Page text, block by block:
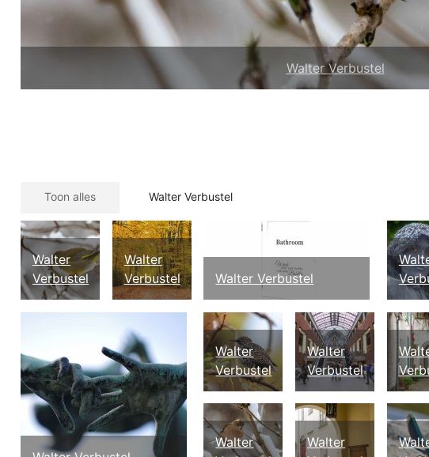
Walter Verbustel
Toon alles Walter Verbustel
Walter
Verbustel
Walter
Verbustel
Walter Verbustel
Walter
Verbustel
Walter
Verbustel
Walter
Walter